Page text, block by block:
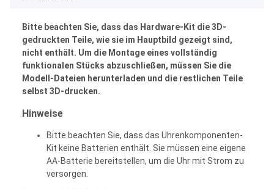
Bitte beachten Sie, dass das Hardware-Kit die 3D-
gedruckten Teile, wie sie im Hauptbild gezeigt sind,
nicht enthält. Um die Montage eines vollständig
funktionalen Stücks abzuschließen, müssen Sie die
Modell-Dateien herunterladen und die restlichen Teile
selbst 3D-drucken.
Hinweise
Bitte beachten Sie, dass das Uhrenkomponenten-
Kit keine Batterien enthält. Sie müssen eine eigene
AA-Batterie bereitstellen, um die Uhr mit Strom zu
versorgen.